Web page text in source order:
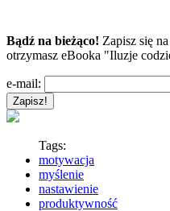
Bądź na bieżąco! Zapisz się
otrzymasz eBooka "Iluzje
e-mail:
Tags:
motywacja
myślenie
nastawienie
produktywność